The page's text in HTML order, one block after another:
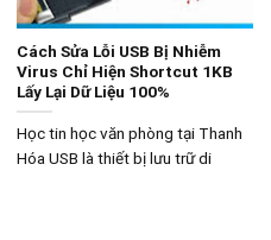
Cách Sửa Lỗi USB Bị Nhiễm
Virus Chỉ Hiện Shortcut 1KB
Lấy Lại Dữ Liệu 100%
Học tin học văn phòng tại Thanh
Hóa USB là thiết bị lưu trữ di